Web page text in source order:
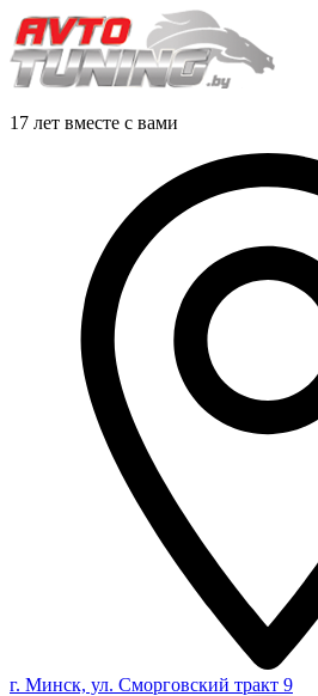
17 лет вместе с вами
г. Минск, ул. Сморговский тракт 9